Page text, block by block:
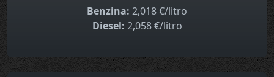
Benzina: 2,018 €/litro
Diesel: 2,058 €/litro